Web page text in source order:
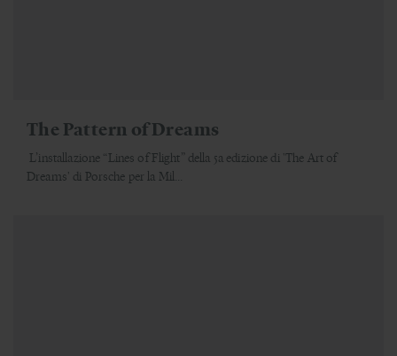
The Pattern of Dreams
L’installazione “Lines of Flight” della 5a edizione di 'The Art of
Dreams' di Porsche per la Mil...